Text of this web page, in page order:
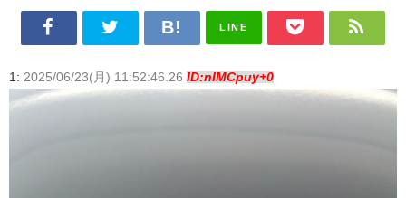
LINE
1: 2025/06/23(月) 11:52:46.26 ID:nIMCpuy+0